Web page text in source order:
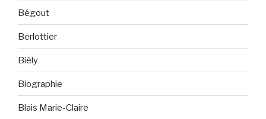
Bégout
Berlottier
Biély
Biographie
Blais Marie-Claire